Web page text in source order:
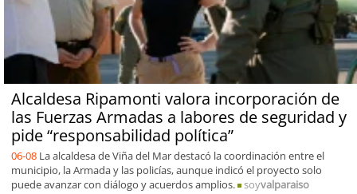
Alcaldesa Ripamonti valora incorporación de
las Fuerzas Armadas a labores de seguridad y
pide “responsabilidad política”
06-08 La alcaldesa de Viña del Mar destacó la coordinación entre el
municipio, la Armada y las policías, aunque indicó el proyecto solo
puede avanzar con diálogo y acuerdos amplios.
soyvalparaiso